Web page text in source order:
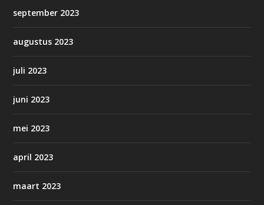
september 2023
augustus 2023
juli 2023
juni 2023
mei 2023
april 2023
maart 2023